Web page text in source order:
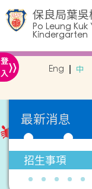
保良局葉
Po Leung Kuk
Kindergarten
登
入» Eng 中
最新消息
招生事項